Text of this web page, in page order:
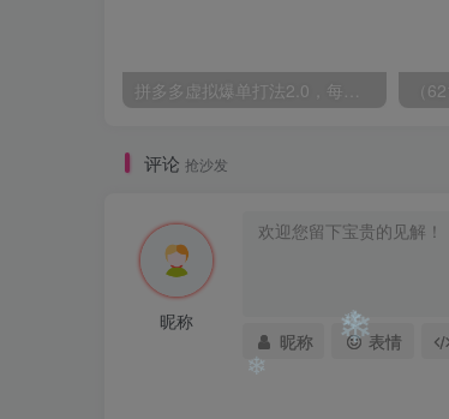
评论 抢沙发
昵称
昵称 表情